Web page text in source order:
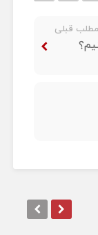
مطلب قبلی